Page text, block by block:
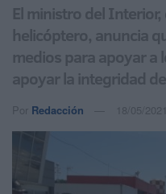
El ministro del
helicóptero, anuncia
medios para apoyar a
apoyar la integridad
Por Redacción 18/05/